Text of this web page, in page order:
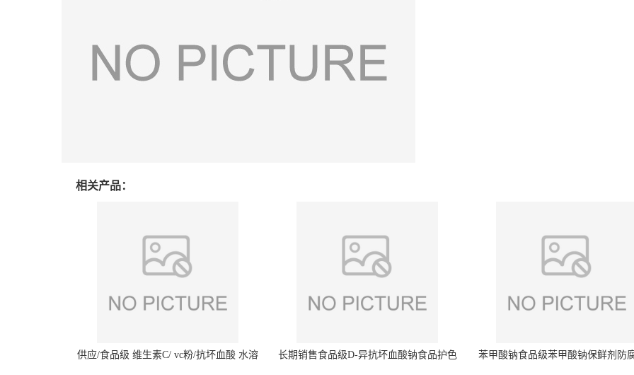
相关产品：
供应/食品级 维生素C/ vc粉/抗坏血酸 水溶
长期销售食品级D-异抗坏血酸钠食品护色
苯甲酸钠食品级苯甲酸钠保鲜剂防